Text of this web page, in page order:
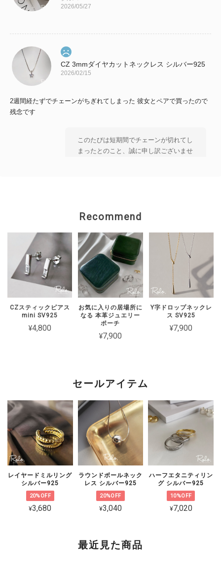
2026/05/27
CZ 3mmダイヤカットネックレス シルバー925
2026/02/15
2週間経たずでチェーンがちぎれてしまった 彼女とペアで買ったので
残念です
このたびは短期間でチェーンが切れてし
まったとのこと、誠に申し訳ございませ
がショップのお問い合わせよりご連絡い
【Roloアクセサリー】ギフトラッピング ivory
ワインレッド（期間限定）
2026/02/15
2週間経たずでチェーンがちぎれてしまった 彼女とお揃いで買ったの
に残念です
ん。 大切な方とのペアとしてお選びい
ただいた中、残念なお気持ちにさせてし
まいましたことを心よりお詫び申し上げ
ます。 状態を確認のうえ対応をご案内
いたしますので、恐れ入りますがショッ
プのお問い合わせよりご連絡いただけま
すと幸いです。
CZ 5連ラインピアス シルバー925
可愛くて品があり、とても気に入ってます。 着けていると褒めて貰え
て嬉しいです。 素敵な梱包、いつもありがとうございます😊
Recommend
CZスティックピアス
mini SV925
¥4,800
お気に入りの居場所に
なる 本革ジュエリー
ポーチ
¥7,900
Y字ドロップネックレ
ス SV925
¥7,900
セールアイテム
レイヤードミルリング
シルバー925
20%OFF
¥3,680
ラウンドボールネック
レス シルバー925
20%OFF
¥3,040
ハーフエタニティリン
グ シルバー925
10%OFF
¥7,020
最近見た商品